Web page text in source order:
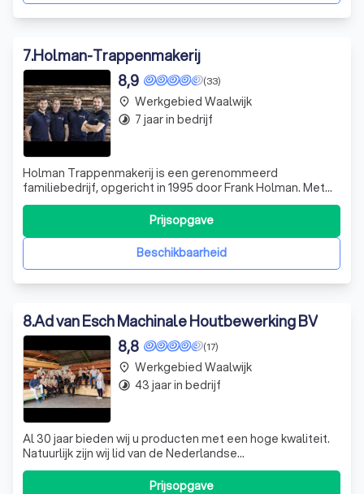
7.Holman-Trappenmakerij
(33)
8,9
Holman Trappenmakerij is een gerenommeerd
familiebedrijf, opgericht in 1995 door Frank Holman. Met
een diepgewortelde passie voor vakmanschap, hebben
we ons gespecialiseerd in het creëren van op maat
gemaakte houten en stalen trappen. Onze expertise
strekt zich uit van productietrappen tot ambachtel
Beschikbaarheid
Prijsopgave
place Werkgebied Waalwijk
timelapse 7 jaar in bedrijf
8.Ad van Esch Machinale Houtbewerking BV
(17)
8,8
Al 30 jaar bieden wij u producten met een hoge kwaliteit.
Natuurlijk zijn wij lid van de Nederlandse
Branchevereniging voor de Timmerindustrie, een
organisatie die de kwalitatieve top van onze branche
Prijsopgave
place Werkgebied Waalwijk
timelapse 43 jaar in bedrijf